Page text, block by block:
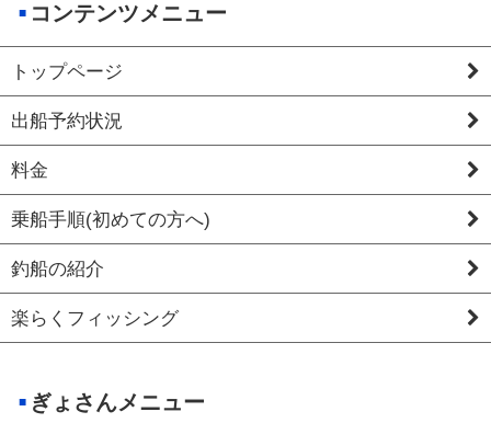
コンテンツメニュー
トップページ
出船予約状況
料金
乗船手順(初めての方へ)
釣船の紹介
楽らくフィッシング
ぎょさんメニュー